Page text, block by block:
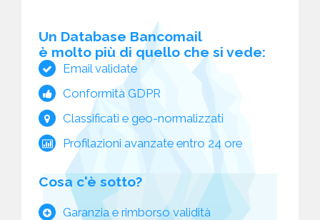
Un Database Bancomail
è molto più di quello che si vede:
Email validate
Conformità GDPR
Classificati e geo-normalizzati
Profilazioni avanzate entro 24 ore
Cosa c'è sotto?
Garanzia e rimborso validità